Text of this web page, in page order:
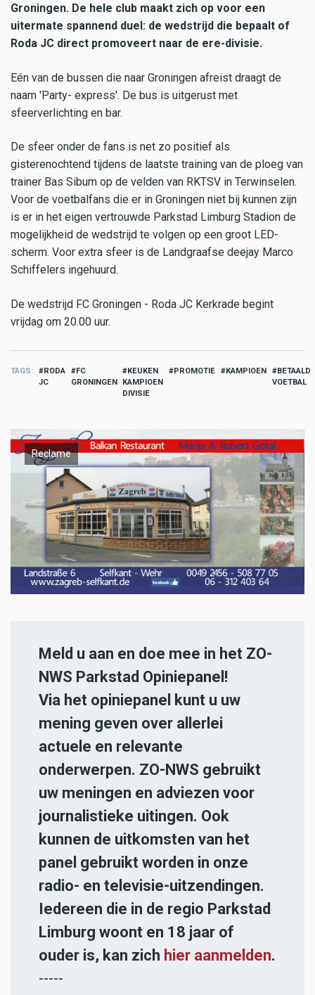
Groningen. De hele club maakt zich op voor een
uitermate spannend duel: de wedstrijd die bepaalt of
Roda JC direct promoveert naar de ere-divisie.
Eén van de bussen die naar Groningen afreist draagt de
naam 'Party- express'. De bus is uitgerust met
sfeerverlichting en bar.
De sfeer onder de fans is net zo positief als
gisterenochtend tijdens de laatste training van de ploeg van
trainer Bas Sibum op de velden van RKTSV in Terwinselen.
Voor de voetbalfans die er in Groningen niet bij kunnen zijn
is er in het eigen vertrouwde Parkstad Limburg Stadion de
mogelijkheid de wedstrijd te volgen op een groot LED-
scherm. Voor extra sfeer is de Landgraafse deejay Marco
Schiffelers ingehuurd.
De wedstrijd FC Groningen - Roda JC Kerkrade begint
vrijdag om 20.00 uur.
TAGS
RODA
JC
FC
GRONINGEN
KEUKEN
KAMPIOEN
DIVISIE
PROMOTIE KAMPIOEN
BETAALD
VOETBAL
Reclame
Meld u aan en doe mee in het ZO-
NWS Parkstad Opiniepanel!
Via het opiniepanel kunt u uw
mening geven over allerlei
actuele en relevante
onderwerpen. ZO-NWS gebruikt
uw meningen en adviezen voor
journalistieke uitingen. Ook
kunnen de uitkomsten van het
panel gebruikt worden in onze
radio- en televisie-uitzendingen.
Iedereen die in de regio Parkstad
Limburg woont en 18 jaar of
ouder is, kan zich hier aanmelden.
-----